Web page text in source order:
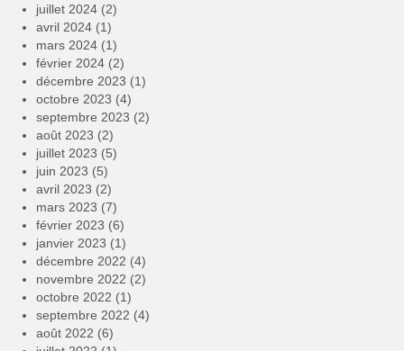
juillet 2024 (2)
avril 2024 (1)
mars 2024 (1)
février 2024 (2)
décembre 2023 (1)
octobre 2023 (4)
septembre 2023 (2)
août 2023 (2)
juillet 2023 (5)
juin 2023 (5)
avril 2023 (2)
mars 2023 (7)
février 2023 (6)
janvier 2023 (1)
décembre 2022 (4)
novembre 2022 (2)
octobre 2022 (1)
septembre 2022 (4)
août 2022 (6)